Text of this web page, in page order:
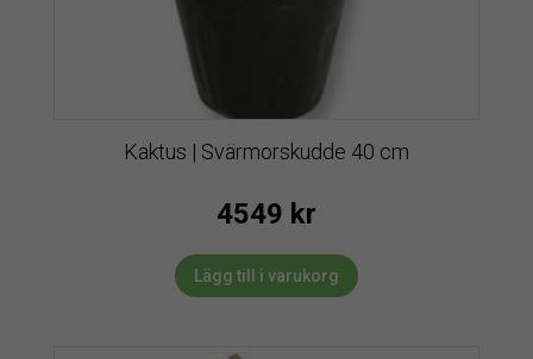
Kaktus | Svärmorskudde 40 cm
4549 kr
Lägg till i varukorg